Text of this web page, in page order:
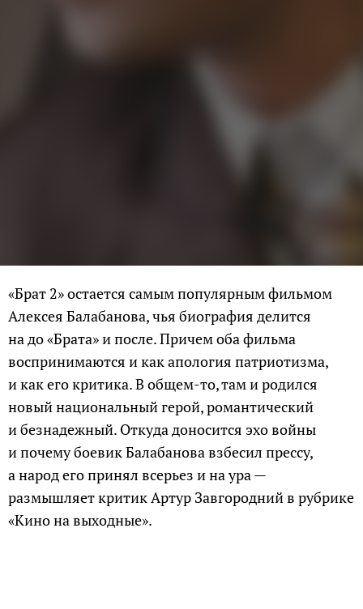
«Брат 2» остается самым популярным фильмом
Алексея Балабанова, чья биография делится
на до «Брата» и после. Причем оба фильма
воспринимаются и как апология патриотизма,
и как его критика. В общем-то, там и родился
новый национальный герой, романтический
и безнадежный. Откуда доносится эхо войны
и почему боевик Балабанова взбесил прессу,
а народ его принял всерьез и на ура —
размышляет критик Артур Завгородний в рубрике
«Кино на выходные».